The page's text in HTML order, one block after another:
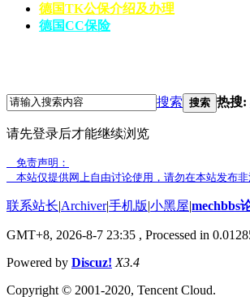
德国TK公保介绍及办理
德国CC保险
搜索 搜索 热搜:
请先登录后才能继续浏览
免责声明：
本站仅提供网上自由讨论使用，请勿在本站发布
联系站长|Archiver|手机版|小黑屋|mechbbs
GMT+8, 2026-8-7 23:35 , Processed in
Powered by Discuz! X3.4
Copyright © 2001-2020, Tencent Cloud.